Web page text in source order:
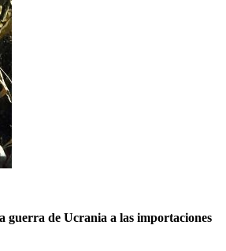
guerra de Ucrania a las importaciones